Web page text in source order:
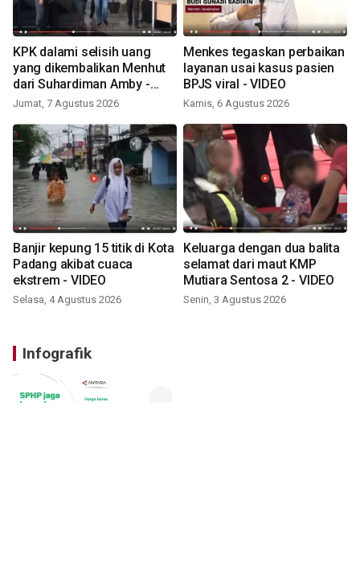
KPK dalami selisih uang
yang dikembalikan Menhut
dari Suhardiman Amby -
VIDEO
Jumat, 7 Agustus 2026
Menkes tegaskan perbaikan
layanan usai kasus pasien
BPJS viral - VIDEO
Kamis, 6 Agustus 2026
Banjir kepung 15 titik di Kota
Padang akibat cuaca
ekstrem - VIDEO
Selasa, 4 Agustus 2026
Keluarga dengan dua balita
selamat dari maut KMP
Mutiara Sentosa 2 - VIDEO
Senin, 3 Agustus 2026
Infografik